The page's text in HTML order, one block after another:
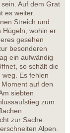
Auf dem Grat
es weiter.
Streich und
Hügeln, wohin er
gesehen
besonderen
ein aufwändig
so schält die
Es fehlen
auf den
siebten
zum
zur Sache.
Alpen.